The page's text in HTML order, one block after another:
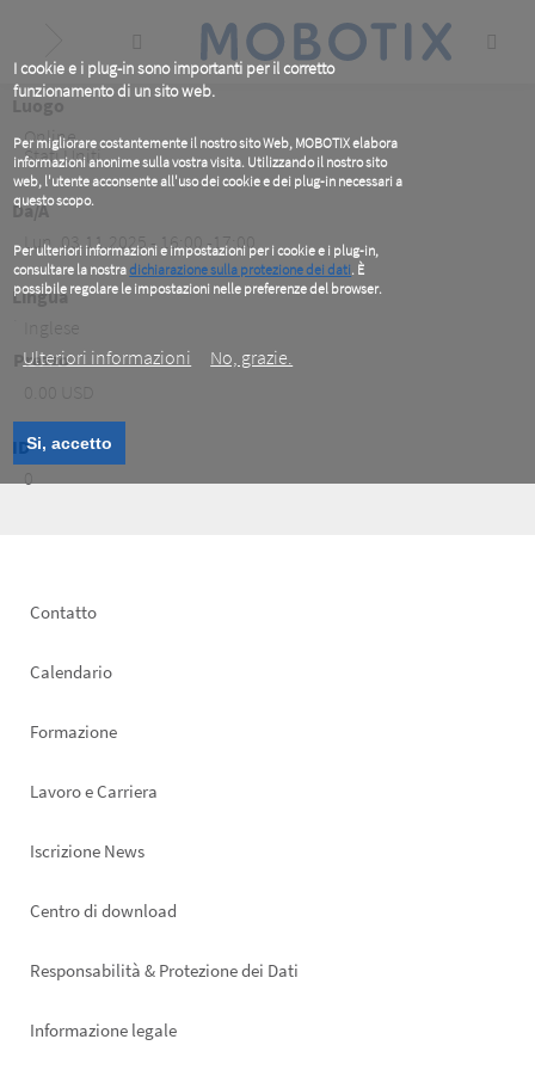
I cookie e i plug-in sono importanti per il corretto
funzionamento di un sito web.
Per migliorare costantemente il nostro sito Web, MOBOTIX elabora
informazioni anonime sulla vostra visita. Utilizzando il nostro sito
web, l'utente acconsente all'uso dei cookie e dei plug-in necessari a
questo scopo.
Per ulteriori informazioni e impostazioni per i cookie e i plug-in,
consultare la nostradichiarazione sulla protezione dei dati. È
possibile regolare le impostazioni nelle preferenze del browser.
Ulteriori informazioni
No, grazie.
Si, accetto
content
Online,
Stati Uniti
Da/A
Lun, 03.11.2025 - 16:00 -17:00
Lingua
Prezzo
ID
0
Footer
Contatto
Calendario
Formazione
Lavoro e Carriera
Iscrizione News
Footer
Centro di download
Responsabilità & Protezione dei Dati
Informazione legale